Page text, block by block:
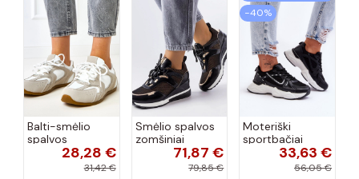
Balti-smėlio
spalvos
sportiniai28,28 €
31,42 €
Smėlio spalvos
zomšiniai
sportiniai
bateliai, „Karino"
71,87 €
79,85 €
−40%
Moteriški
sportbačiai
juodos spalvos
33,63 €
56,05 €